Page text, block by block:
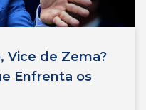
Vice de Zema?
Enfrenta os